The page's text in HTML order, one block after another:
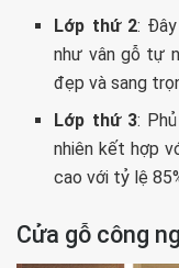
Lớp thứ 2:
như vân gỗ tự
đẹp và sang
Lớp thứ 3:
nhiên kết hợp
cao với tỷ lệ
Cửa gỗ công